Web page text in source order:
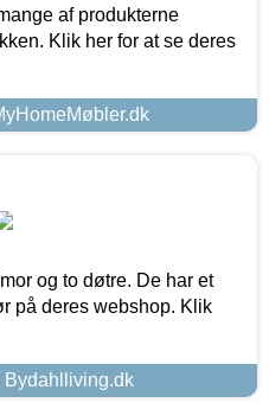
af produkterne
Klik her for at se deres
og to døtre. De har et
på deres webshop. Klik
Bydahlliving.dk